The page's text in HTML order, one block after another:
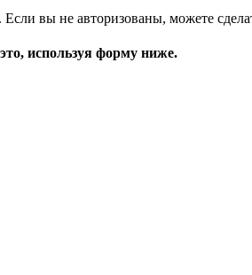
вы не авторизованы, можете
используя форму ниже.